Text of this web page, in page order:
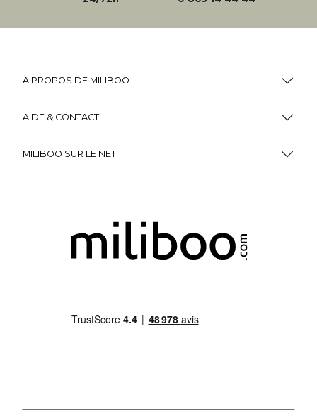
À PROPOS DE MILIBOO
AIDE & CONTACT
MILIBOO SUR LE NET